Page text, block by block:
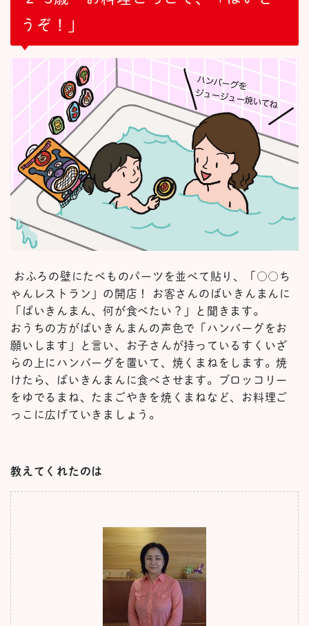
うぞ！」
おふろの壁にたべものパーツを並べて貼り、「○○ち
ゃんレストラン」の開店！ お客さんのばいきんまんに
「ばいきんまん、何が食べたい？」と聞きます。
おうちの方がばいきんまんの声色で「ハンバーグをお
願いします」と言い、お子さんが持っているすくいざ
らの上にハンバーグを置いて、焼くまねをします。焼
けたら、ばいきんまんに食べさせます。ブロッコリー
をゆでるまね、たまごやきを焼くまねなど、お料理ご
っこに広げていきましょう。
教えてくれたのは